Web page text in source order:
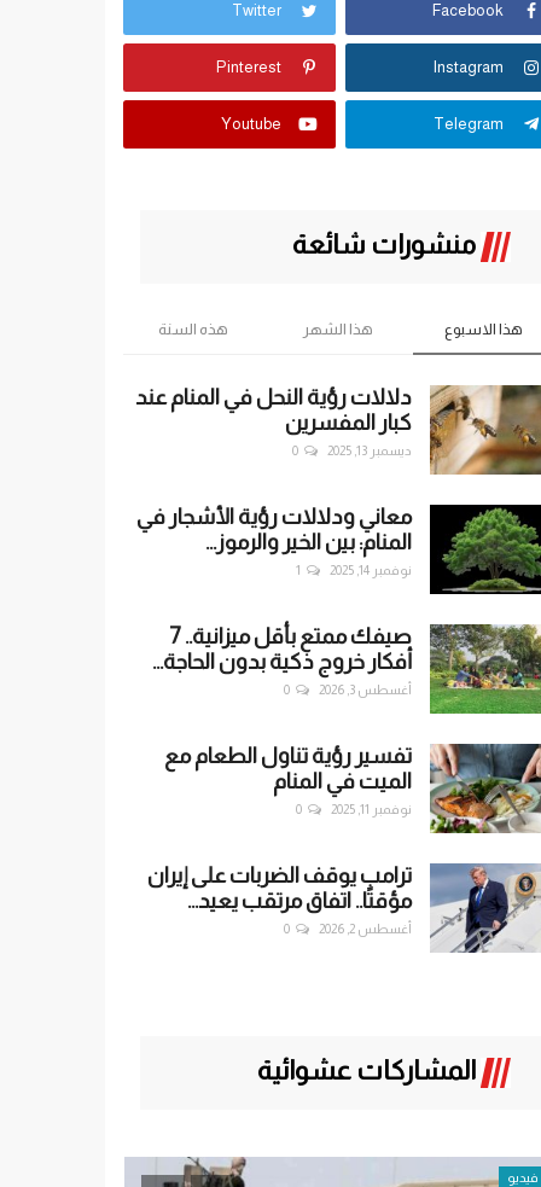
Facebook
Twitter
Instagram
Pinterest
Telegram
Youtube
منشورات شائعة
هذا الاسبوع هذا الشهر هذه السنة
دلالات رؤية النحل في المنام عند
كبار المفسرين
ديسمبر 13, 2025 0
معاني ودلالات رؤية الأشجار في
المنام: بين الخير والرموز...
نوفمبر 14, 2025 1
صيفك ممتع بأقل ميزانية.. 7
أفكار خروج ذكية بدون الحاجة...
أغسطس 3, 2026 0
تفسير رؤية تناول الطعام مع
الميت في المنام
نوفمبر 11, 2025 0
ترامب يوقف الضربات على إيران
مؤقتًا.. اتفاق مرتقب يعيد...
أغسطس 2, 2026 0
المشاركات عشوائية
سياسة